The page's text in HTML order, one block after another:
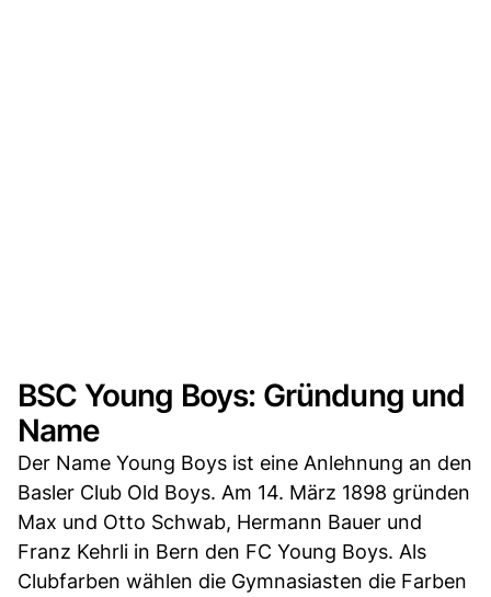
BSC Young Boys: Gründung und
Name
Der Name Young Boys ist eine Anlehnung an den
Basler Club Old Boys. Am 14. März 1898 gründen
Max und Otto Schwab, Hermann Bauer und
Franz Kehrli in Bern den FC Young Boys. Als
Clubfarben wählen die Gymnasiasten die Farben